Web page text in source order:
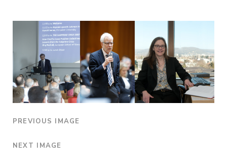
PREVIOUS IMAGE
NEXT IMAGE